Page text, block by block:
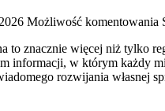
Możliwość komentowania
to znacznie więcej niż tylko
informacji, w którym każdy
rozwijania własnej